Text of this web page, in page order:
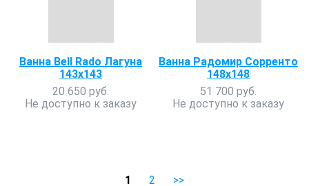
Ванна Bell Rado Лагуна
143х143
20 650 руб.
Не доступно к заказу
Ванна Радомир Сорренто
148х148
51 700 руб.
Не доступно к заказу
1 2 >>